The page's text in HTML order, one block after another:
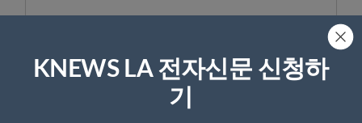
극과 달리, 당시 남극은 울창한 숲으로 덮여 있
어 초식 공룡이 먹이를 얻을 수 있는 환경이었
던 것으로 연구진은 보고 있다.
KNEWS LA 전자신문 신청하
기